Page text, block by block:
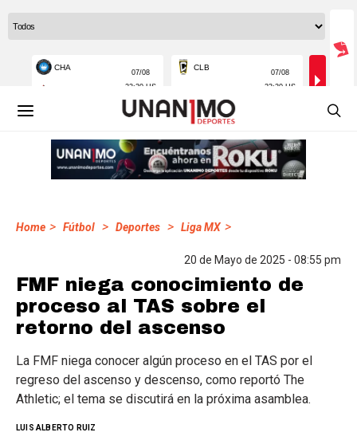
Home > Fútbol > Deportes > Liga MX >
20 de Mayo de 2025 - 08:55 pm
FMF niega conocimiento de
proceso al TAS sobre el
retorno del ascenso
La FMF niega conocer algún proceso en el TAS por el
regreso del ascenso y descenso, como reportó The
Athletic; el tema se discutirá en la próxima asamblea.
LUIS ALBERTO RUIZ